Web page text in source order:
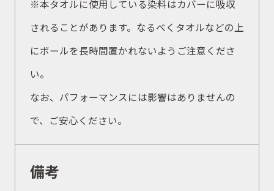
※本タオルに使用している染料はカバーに吸収
されることがあります。なるべくタオルなどの上
にボールを長時間置かれないようご注意くださ
い。
なお、パフォーマンスには影響はありませんの
で、ご安心ください。
備考